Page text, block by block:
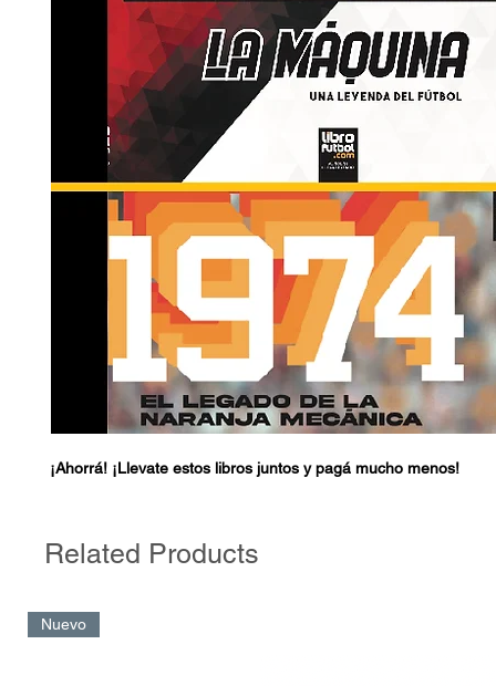
¡Ahorrá! ¡Llevate estos libros juntos y pagá mucho menos!
Related Products
Nuevo